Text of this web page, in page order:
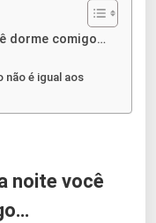
dorme comigo…
não é igual aos
noite você